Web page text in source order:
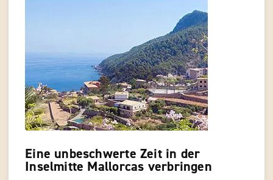
Eine unbeschwerte Zeit in der
Inselmitte Mallorcas verbringen